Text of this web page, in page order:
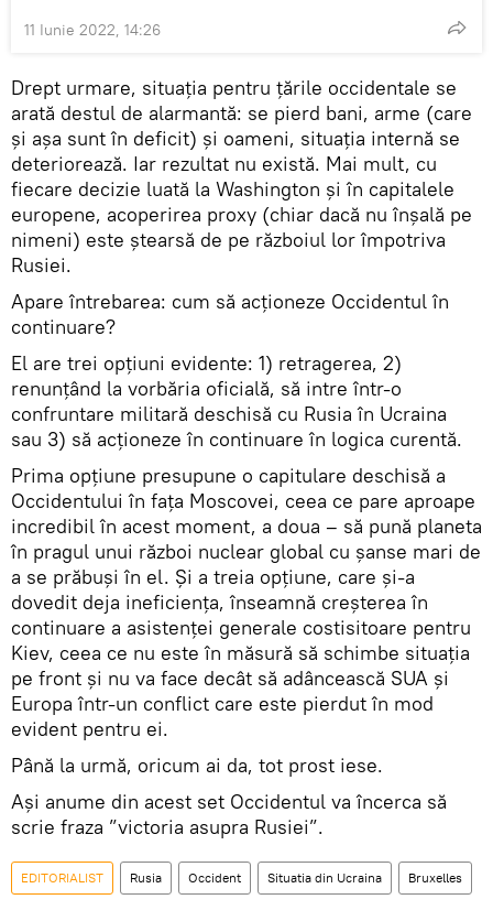
11 Iunie 2022, 14:26
Drept urmare, situația pentru țările occidentale se
arată destul de alarmantă: se pierd bani, arme (care
și așa sunt în deficit) și oameni, situația internă se
deteriorează. Iar rezultat nu există. Mai mult, cu
fiecare decizie luată la Washington și în capitalele
europene, acoperirea proxy (chiar dacă nu înșală pe
nimeni) este ștearsă de pe războiul lor împotriva
Rusiei.
Apare întrebarea: cum să acționeze Occidentul în
continuare?
El are trei opțiuni evidente: 1) retragerea, 2)
renunțând la vorbăria oficială, să intre într-o
confruntare militară deschisă cu Rusia în Ucraina
sau 3) să acționeze în continuare în logica curentă.
Prima opțiune presupune o capitulare deschisă a
Occidentului în fața Moscovei, ceea ce pare aproape
incredibil în acest moment, a doua – să pună planeta
în pragul unui război nuclear global cu șanse mari de
a se prăbuși în el. Și a treia opțiune, care și-a
dovedit deja ineficiența, înseamnă creșterea în
continuare a asistenței generale costisitoare pentru
Kiev, ceea ce nu este în măsură să schimbe situația
pe front și nu va face decât să adâncească SUA și
Europa într-un conflict care este pierdut în mod
evident pentru ei.
Până la urmă, oricum ai da, tot prost iese.
Ași anume din acest set Occidentul va încerca să
scrie fraza ”victoria asupra Rusiei”.
EDITORIALIST Rusia Occident Situatia din Ucraina Bruxelles